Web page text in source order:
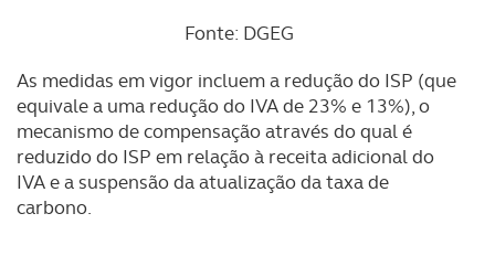
O ACP garantirá que as transferências internacionais de
consentimento e quando tal se afigure estritamente
necessário no contexto dos serviços a prestar.
Realçamos que o bloqueio de certo tipo de Cookies e
tecnologias similares pode ter impacto na sua
Fonte: DGEG
As medidas em vigor incluem a redução do ISP (que
equivale a uma redução do IVA de 23% e 13%), o
mecanismo de compensação através do qual é
reduzido do ISP em relação à receita adicional do
IVA e a suspensão da atualização da taxa de
carbono.